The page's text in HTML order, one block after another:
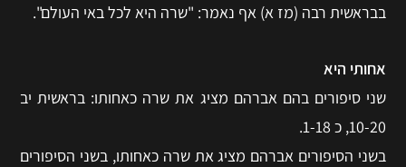
בבראשית רבה (מז א) אף נאמר: "שרה היא לכל באי העולם".
אחותי היא
שני סיפורים בהם אברהם מציג את שרה כאחותו: בראשית יב
10-20, כ 1-18.
בשני הסיפורים אברהם מציג את שרה כאחותו, בשני הסיפורים